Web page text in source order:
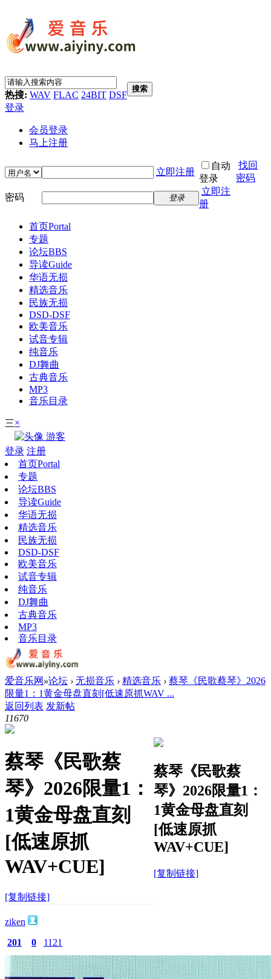
热搜: WAV FLAC 24BIT DSF
搜索
登录
会员登录
马上注册
立即注册
自动
登录
找回
密码
密码
登录
立即注
册
首页Portal
专题
论坛BBS
导读Guide
华语无损
精选音乐
民族无损
DSD-DSF
欧美音乐
试音专辑
纯音乐
DJ舞曲
古典音乐
MP3
音乐目录
三×
游客
登录 注册
首页Portal
专题
论坛BBS
导读Guide
华语无损
精选音乐
民族无损
DSD-DSF
欧美音乐
试音专辑
纯音乐
DJ舞曲
古典音乐
MP3
音乐目录
爱音乐网 »论坛 › 无损音乐 › 精选音乐 › 蔡琴《民歌蔡琴》2026
限量1：1黄金母盘直刻[低速原抓WAV ...
返回列表 发新帖
11670
蔡琴《民歌蔡
琴》2026限量1：
1黄金母盘直刻
[低速原抓
WAV+CUE]
[复制链接]
蔡琴《民歌蔡
琴》2026限量1：
1黄金母盘直刻
[低速原抓
WAV+CUE]
[复制链接]
ziken
201
主题
0
回帖
1121
积分